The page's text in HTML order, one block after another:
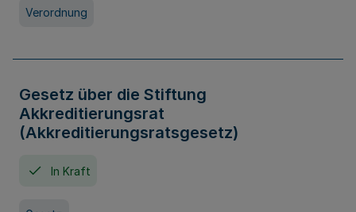
Verordnung
Gesetz über die Stiftung
Akkreditierungsrat
(Akkreditierungsratsgesetz)
In Kraft